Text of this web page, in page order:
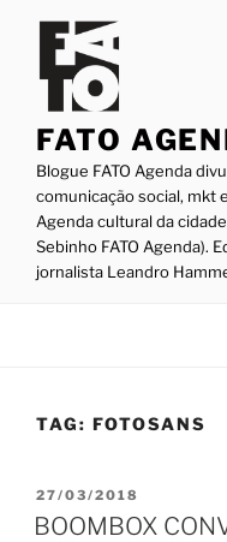
conteúdo
FATO
Blogue FATO Agenda
comunicação social, mkt
Agenda cultural da
Sebinho FATO Agenda).
jornalista Leandro
TAG: FOTOSANS
PUBLICADO
EM
27/03/2018
BOOMBOX